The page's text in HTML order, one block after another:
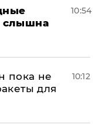
слышна
10:54
пока не
для
10:12